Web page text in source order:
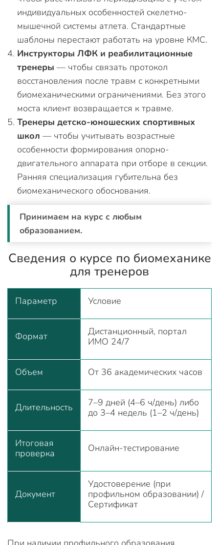
индивидуальных особенностей скелетно-
мышечной системы атлета. Стандартные
шаблоны перестают работать на уровне КМС.
Инструкторы ЛФК и реабилитационные
тренеры — чтобы связать протокол
восстановления после травм с конкретными
биомеханическими ограничениями. Без этого
моста клиент возвращается к травме.
Тренеры детско-юношеских спортивных
школ — чтобы учитывать возрастные
особенности формирования опорно-
двигательного аппарата при отборе в секции.
Ранняя специализация губительна без
биомеханического обоснования.
Принимаем на курс с любым
образованием.
Сведения о курсе по биомеханике
для тренеров
Параметр Условие
Формат
Дистанционный, портал
ИМО 24/7
Объем От 36 академических часов
Длительность
7–9 дней (4–6 ч/день) либо
до 3–4 недель (1–2 ч/день)
Итоговая
проверка
Онлайн-тестирование
Документ
Удостоверение (при
профильном образовании) /
Сертификат